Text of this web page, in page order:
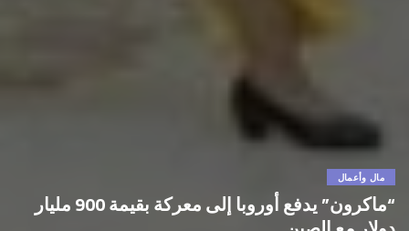
مال وأعمال
“ماكرون” يدفع أوروبا إلى معركة بقيمة 900 مليار